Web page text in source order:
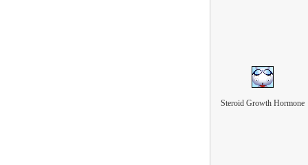
Steroid Growth Hormone